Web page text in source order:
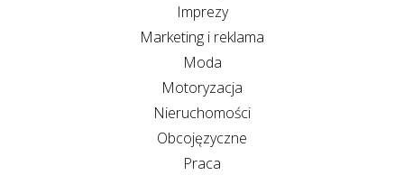
Imprezy
Marketing i reklama
Moda
Motoryzacja
Nieruchomości
Obcojęzyczne
Praca